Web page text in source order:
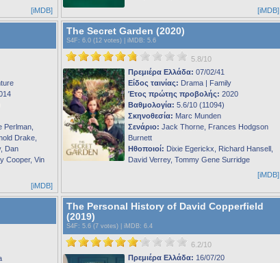
[iMDB]
[iMDB]
Perlman,
Drake,
Dan
Cooper, Vin
[iMDB]
The Secret Garden (2020)
S4F : 6.0 (12 votes) | iMDB: 5.6
5.8/10
Πρεμιέρα Ελλάδα: 07/02/41
Είδος ταινίας: Drama | Family
Έτος πρώτης προβολής: 2020
Βαθμολογία: 5.6/10 (11094)
Σκηνοθεσία: Marc Munden
Σενάριο: Jack Thorne, Frances Hodgson
Burnett
Ηθοποιοί: Dixie Egerickx, Richard Hansell,
David Verrey, Tommy Gene Surridge
[iMDB]
The Personal History of David Copperfield
(2019)
S4F : 5.6 (7 votes) | iMDB: 6.4
6.2/10
Πρεμιέρα Ελλάδα: 16/07/20